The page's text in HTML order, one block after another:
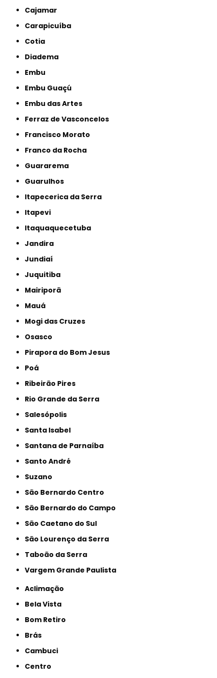
Cajamar
Carapicuíba
Cotia
Diadema
Embu
Embu Guaçú
Embu das Artes
Ferraz de Vasconcelos
Francisco Morato
Franco da Rocha
Guararema
Guarulhos
Itapecerica da Serra
Itapevi
Itaquaquecetuba
Jandira
Jundiaí
Juquitiba
Mairiporã
Mauá
Mogi das Cruzes
Osasco
Pirapora do Bom Jesus
Poá
Ribeirão Pires
Rio Grande da Serra
Salesópolis
Santa Isabel
Santana de Parnaíba
Santo André
Suzano
São Bernardo Centro
São Bernardo do Campo
São Caetano do Sul
São Lourenço da Serra
Taboão da Serra
Vargem Grande Paulista
Aclimação
Bela Vista
Bom Retiro
Brás
Cambuci
Centro